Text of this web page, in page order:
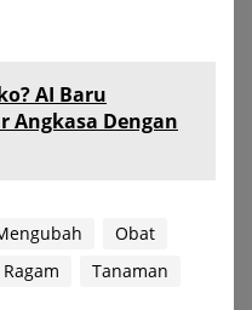
AI Baru
Angkasa Dengan
Obat
Ragam Tanaman